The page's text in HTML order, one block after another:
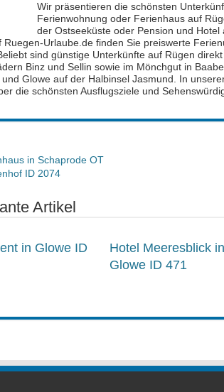
Wir präsentieren die schönsten
Ferienwohnung oder Ferienhaus auf
der Ostseeküste oder Pension und
Ruegen-Urlaube.de finden Sie preiswerte
sind günstige Unterkünfte auf Rügen
Binz und Sellin sowie im Mönchgut in
Glowe auf der Halbinsel Jasmund. In
die schönsten Ausflugsziele und
in Schaprode OT
ID 2074
Artikel
in Glowe ID
Hotel Meeresblick in
Glowe ID 471